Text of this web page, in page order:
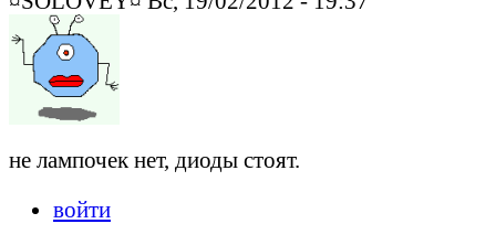
не лампочек нет, диоды стоят.
войти